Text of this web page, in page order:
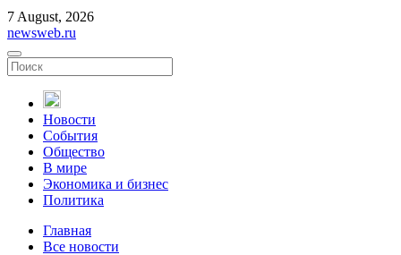
7 August, 2026
newsweb.ru
Новости
События
Общество
В мире
Экономика и бизнес
Политика
Главная
Все новости